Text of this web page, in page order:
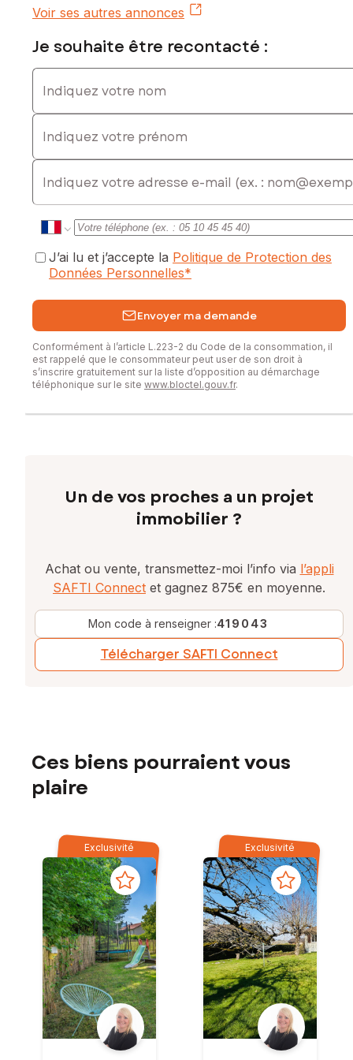
Voir ses autres annonces
Je souhaite être recontacté :
Indiquez votre nom
Indiquez votre prénom
E-mail
J’ai lu et j’accepte la Politique de Protection des
Données Personnelles*
Envoyer ma demande
Conformément à l’article L.223-2 du Code de la consommation, il
est rappelé que le consommateur peut user de son droit à
s’inscrire gratuitement sur la liste d’opposition au démarchage
téléphonique sur le site www.bloctel.gouv.fr.
Un de vos proches a un projet
immobilier ?
Achat ou vente, transmettez-moi l’info via l’appli
SAFTI Connect et gagnez 875€ en moyenne.
Mon code à renseigner :419043
Télécharger SAFTI Connect
Ces biens pourraient vous
plaire
Exclusivité Exclusivité